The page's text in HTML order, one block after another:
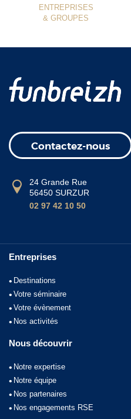
ENTREPRISES
& GROUPES
Contactez-nous
24 Grande Rue
56450 SURZUR
02 97 42 10 50
Entreprises
Destinations
Votre séminaire
Votre évènement
Nos activités
Nous découvrir
Notre expertise
Notre équipe
Nos partenaires
Nos engagements RSE